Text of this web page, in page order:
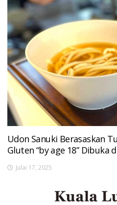
Udon Sanuki Berasaskan
Gluten “by age 18” Dibuka
Julai 17, 2025